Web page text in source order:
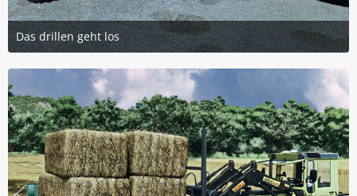
Das drillen geht los
14. September 2025 um 09:15
3